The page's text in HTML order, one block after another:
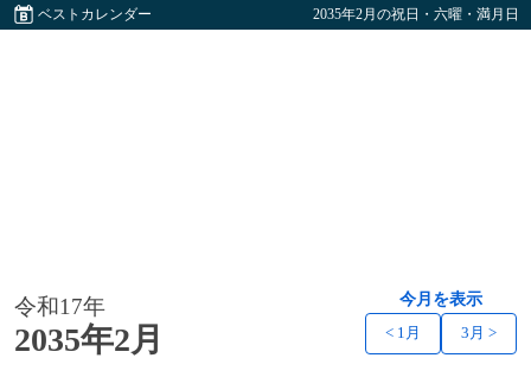
ベストカレンダー 2035年2月の祝日・六曜・満月日
令和17年
2035年2月
今月を表示
< 1月 3月 >